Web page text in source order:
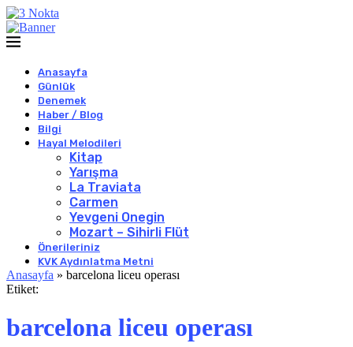
Anasayfa
Günlük
Denemek
Haber / Blog
Bilgi
Hayal Melodileri
Kitap
Yarışma
La Traviata
Carmen
Yevgeni Onegin
Mozart – Sihirli Flüt
Önerileriniz
KVK Aydınlatma Metni
Anasayfa » barcelona liceu operası
Etiket:
barcelona liceu operası